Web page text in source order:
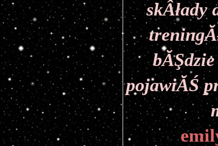
skÂłady
pojawiĂŚ